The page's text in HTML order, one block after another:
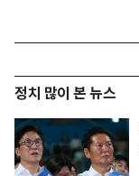
정치 많이 본 뉴스